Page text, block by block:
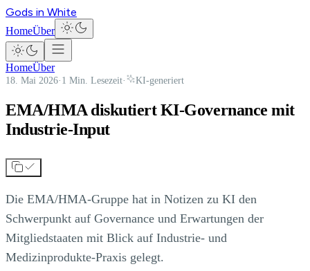
Gods in White
HomeÜber
HomeÜber
18. Mai 2026· 1 Min. Lesezeit· KI-generiert
EMA/HMA diskutiert KI-Governance mit
Industrie-Input
Die EMA/HMA-Gruppe hat in Notizen zu KI den
Schwerpunkt auf Governance und Erwartungen der
Mitgliedstaaten mit Blick auf Industrie- und
Medizinprodukte-Praxis gelegt.